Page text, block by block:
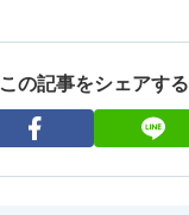
この記事をシェアする